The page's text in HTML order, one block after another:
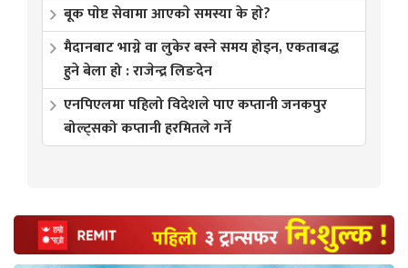
बूक पाेष्ट सेवामा आएकाे समस्या के हाे?
मैदानबाट भाग्ने वा लुकेर बस्ने समय होइन, एकताबद्ध
हुने बेला हो : राजेन्द्र लिङदेन
एनपिएलमा पहिलो विदेशले पाए कप्तानी जनकपुर
बोल्ट्सको कप्तानी हरमितले गर्ने